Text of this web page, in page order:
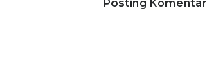
Posting Komentar